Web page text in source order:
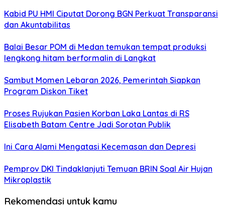
Kabid PU HMI Ciputat Dorong BGN Perkuat Transparansi
dan Akuntabilitas
Balai Besar POM di Medan temukan tempat produksi
lengkong hitam berformalin di Langkat
Sambut Momen Lebaran 2026, Pemerintah Siapkan
Program Diskon Tiket
Proses Rujukan Pasien Korban Laka Lantas di RS
Elisabeth Batam Centre Jadi Sorotan Publik
Ini Cara Alami Mengatasi Kecemasan dan Depresi
Pemprov DKI Tindaklanjuti Temuan BRIN Soal Air Hujan
Mikroplastik
Rekomendasi untuk kamu